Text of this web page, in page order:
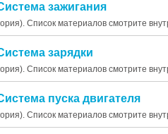
зажигания
Список материалов смотрите
зарядки
Список материалов смотрите
пуска двигателя
Список материалов смотрите